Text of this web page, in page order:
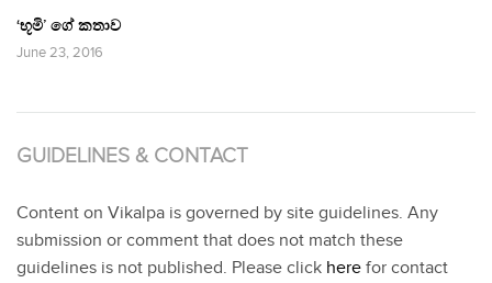
‘භූමි’ ගේ කතාව
June 23, 2016
GUIDELINES & CONTACT
Content on Vikalpa is governed by site guidelines. Any
submission or comment that does not match these
guidelines is not published. Please click here for contact